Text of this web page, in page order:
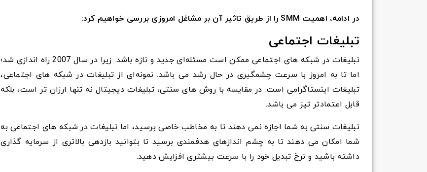
در ادامه، اهمیت SMM را از طریق تاثیر آن بر مشاغل امروزی بررسی خواهیم کرد:
تبلیغات اجتماعی
تبلیغات در شبکه های اجتماعی ممکن است مسئله‌ای جدید و تازه باشد. زیرا در سال 2007 راه اندازی شد؛
اما تا به امروز با سرعت چشمگیری در حال رشد می باشد. نمونه‌ای از تبلیغات در شبکه های اجتماعی،
تبلیغات اینستاگرامی است. در مقایسه با روش های سنتی، تبلیغات دیجیتال نه تنها ارزان تر است، بلکه
قابل اعتمادتر تیز می باشد.
تبلیغات سنتی به شما اجازه نمی دهند تا به مخاطب خاصی برسید، اما تبلیغات در شبکه های اجتماعی به
شما امکان می دهند تا به چشم اندازهای هدفمندی برسید تا بتوانید بازدهی بالاتری از سرمایه گذاری
داشته باشید و نرخ تبدیل خود را با سرعت بیشتری افزایش دهید.